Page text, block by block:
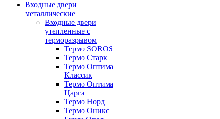
Входные двери
металлические
Входные двери
утепленные с
терморазрывом
Термо SOROS
Термо Старк
Термо Оптима
Классик
Термо Оптима
Царга
Термо Норд
Термо Оникс